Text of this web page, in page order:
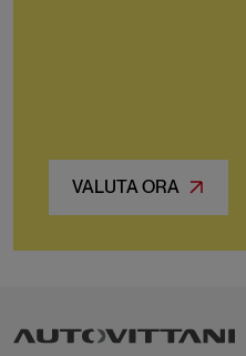
VALUTA ORA